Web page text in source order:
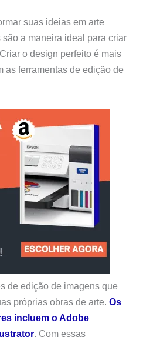
suas ideias em arte
a maneira ideal para criar
o design perfeito é mais
as ferramentas de edição de
de edição de imagens que
próprias obras de arte. Os
incluem o Adobe
. Com essas